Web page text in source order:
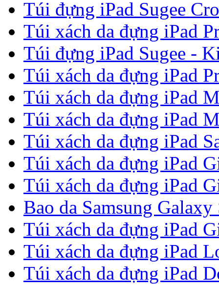
Túi đựng iPad Sugee
Túi xách da đựng iPad
Túi đựng iPad Sugee -
Túi xách da đựng iPad
Túi xách da đựng iPad
Túi xách da đựng iPad
Túi xách da đựng iPad
Túi xách da đựng iPad
Túi xách da đựng iPad
Bao da Samsung
Túi xách da đựng iPad
Túi xách da đựng iPad
Túi xách da đựng iPad